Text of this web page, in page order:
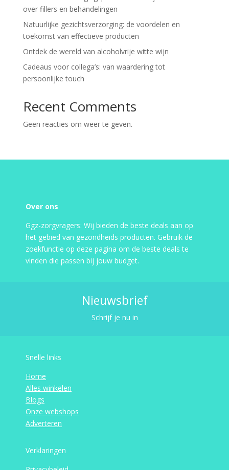
over fillers en behandelingen
Natuurlijke gezichtsverzorging: de voordelen en
toekomst van effectieve producten
Ontdek de wereld van alcoholvrije witte wijn
Cadeaus voor collega’s: van waardering tot
persoonlijke touch
Recent Comments
Geen reacties om weer te geven.
Over ons
Ggz-zorgvragers: Wij bieden de beste deals aan op
het gebied van gezondheids producten. Gebruik de
zoekfunctie op deze pagina om de beste deals te
vinden die passen bij jouw budget.
Nieuwsbrief
Schrijf je nu in
Snelle links
Home
Alles winkelen
Blogs
Onze webshops
Adverteren
Verklaringen